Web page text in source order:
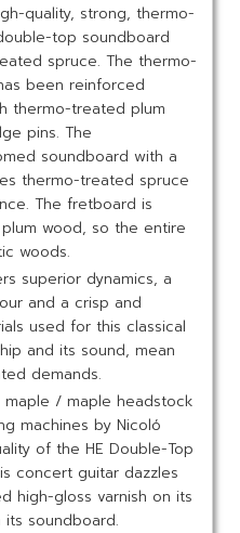
quality, strong, thermo-
top soundboard
spruce. The thermo-
been reinforced
thermo-treated plum
pins. The
soundboard with a
thermo-treated spruce
The fretboard is
wood, so the entire
woods.
superior dynamics, a
and a crisp and
used for this classical
and its sound, mean
demands.
/ maple headstock
machines by Nicoló
of the HE Double-Top
concert guitar dazzles
high-gloss varnish on its
soundboard.